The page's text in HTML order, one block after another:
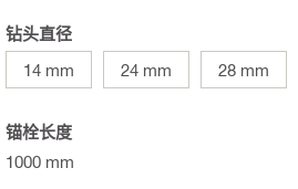
钻头直径
14 mm
24 mm 28 mm
锚栓长度
1000 mm